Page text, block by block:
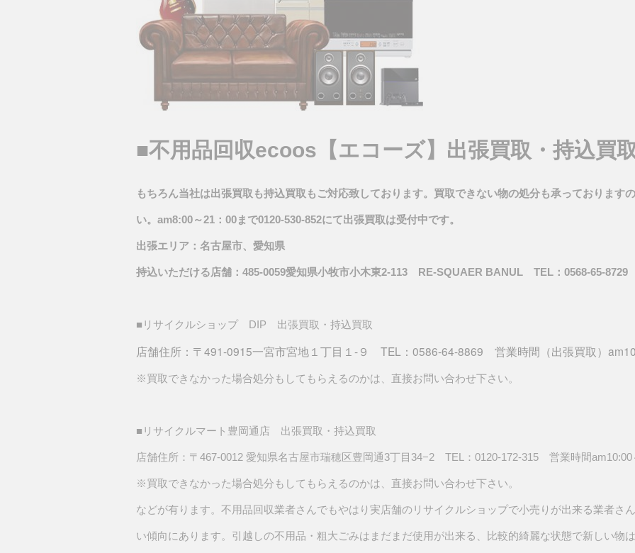
■不用品回収ecoos【エコーズ】出張買取・持込買取
もちろん当社は出張買取も持込買取もご対応致しております。買取できない物の処分も承っております
い。am8:00～21：00まで0120-530-852にて出張買取は受付中です。
出張エリア：名古屋市、愛知県
持込いただける店舗：485-0059愛知県小牧市小木東2-113 RE-SQUAER BANUL TEL：0568-65-
■リサイクルショップ DIP 出張買取・持込買取
店舗住所：〒491-0915一宮市宮地１丁目１‐９ TEL：0586-64-8869 営業時間（出張買取）
※買取できなかった場合処分もしてもらえるのかは、直接お問い合わせ下さい。
■リサイクルマート豊岡通店 出張買取・持込買取
店舗住所：〒467-0012 愛知県名古屋市瑞穂区豊岡通3丁目34−2 TEL：0120-172-315 営業時間am10:00
※買取できなかった場合処分もしてもらえるのかは、直接お問い合わせ下さい。
などが有ります。不用品回収業者さんでもやはり実店舗のリサイクルショップで小売りが出来る業者さ
い傾向にあります。引越しの不用品・粗大ごみはまだまだ使用が出来る、比較的綺麗な状態で新しい物